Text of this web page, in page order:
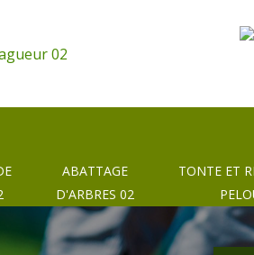
ABATTAGE
D'ARBRES 02
TONTE ET